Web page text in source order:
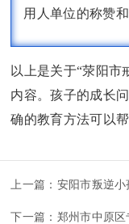
用人单位的称赞和
以上是关于“荥阳市
内容。孩子的成长
确的教育方法可以
上一篇：
下一篇： 郑州市中原